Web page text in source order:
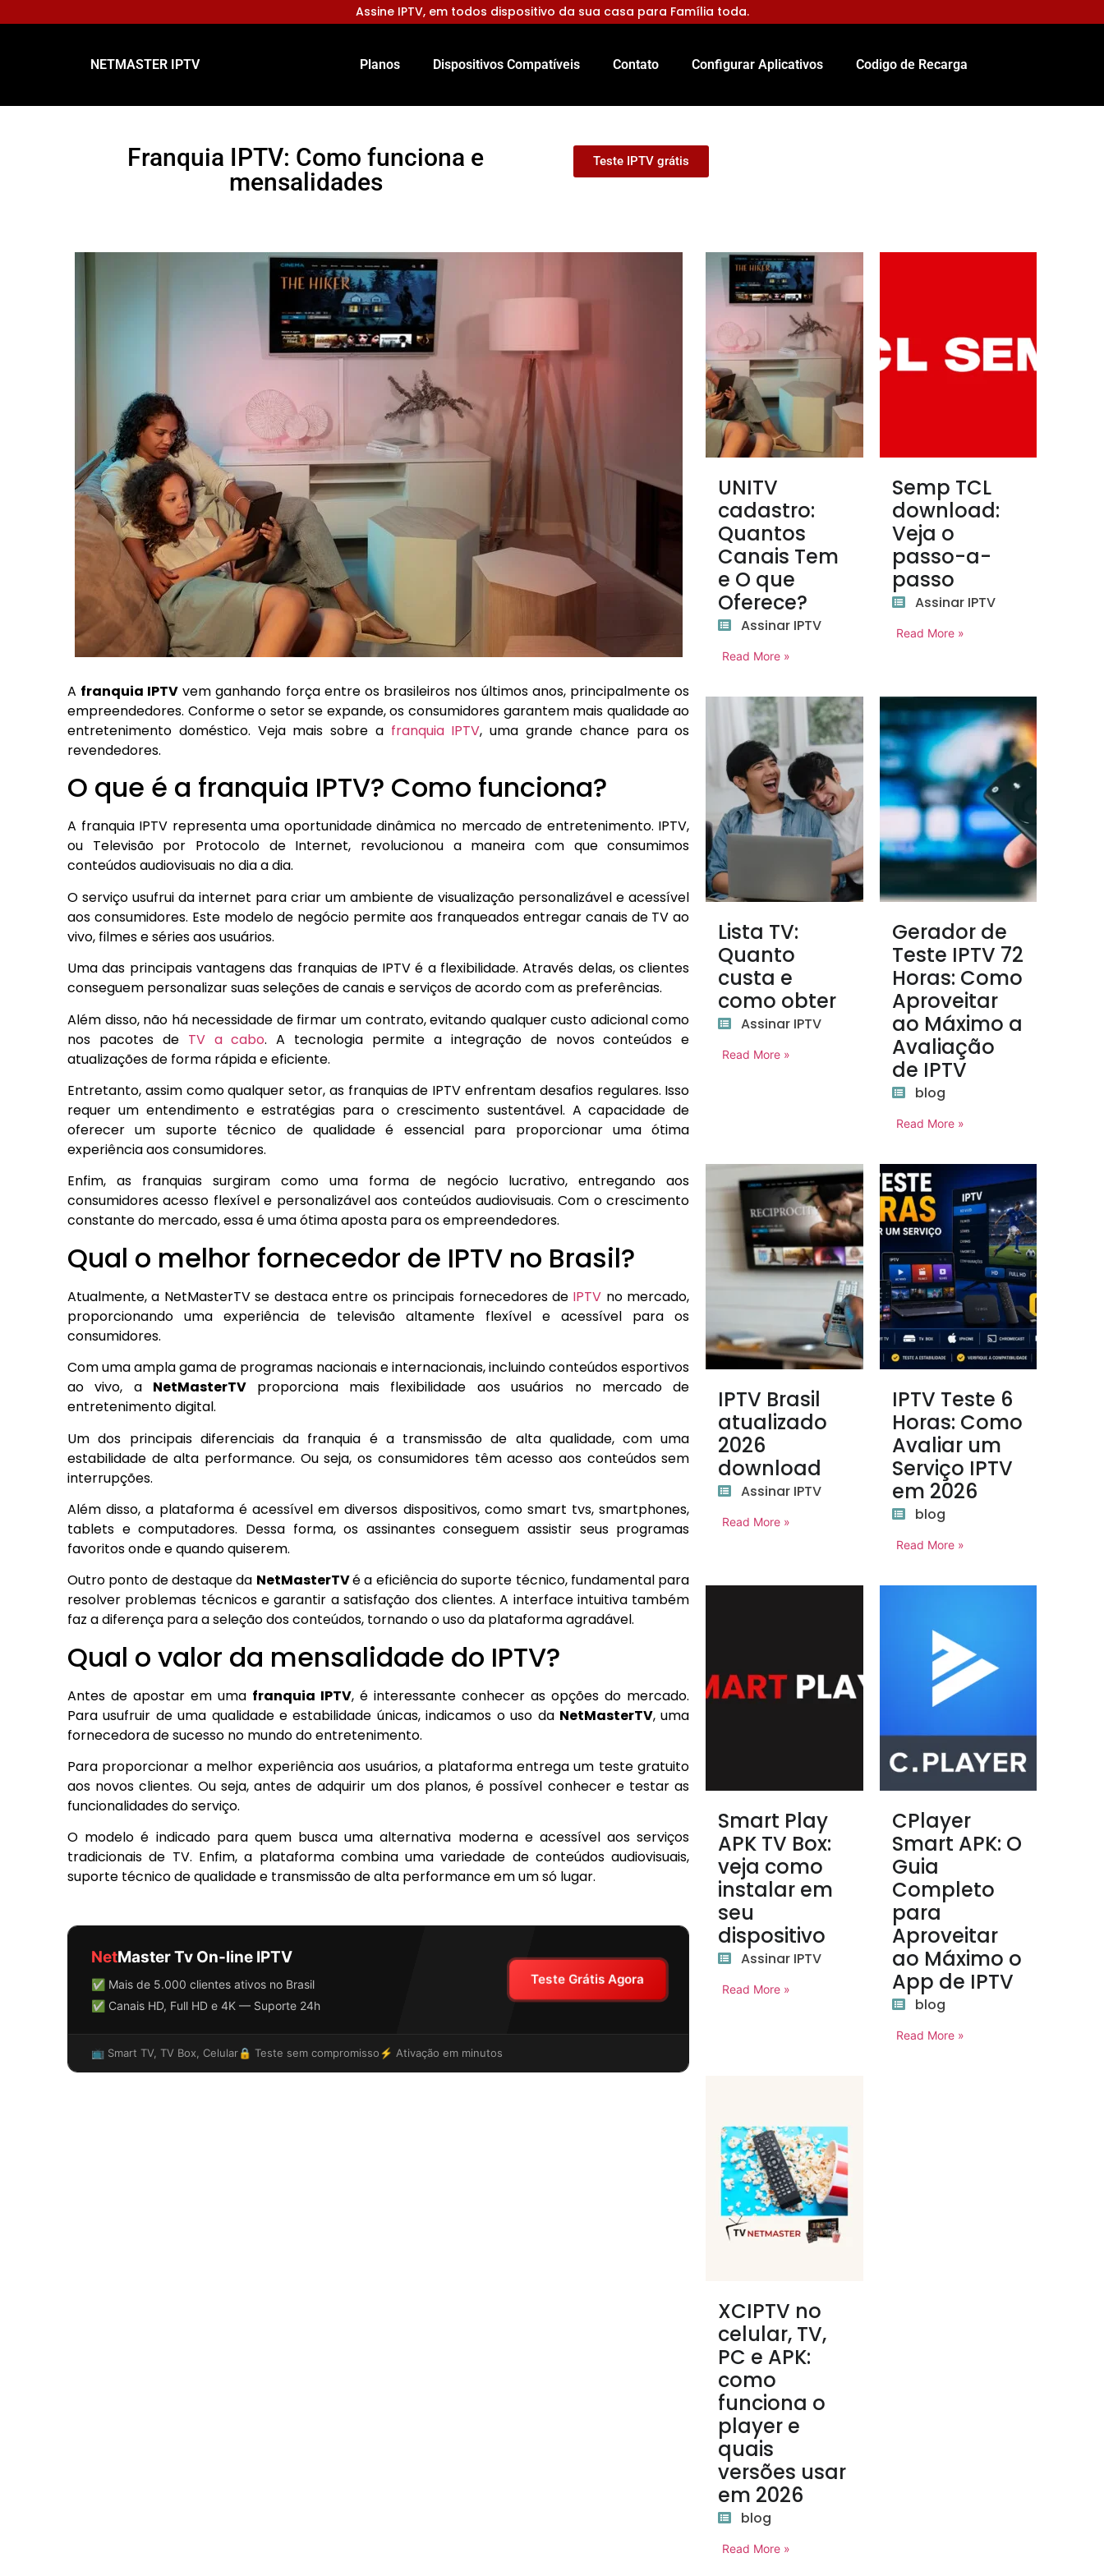
Assine IPTV, em todos dispositivo da sua casa para Família toda.
NETMASTER IPTV Planos Dispositivos Compatíveis Contato Configurar Aplicativos Codigo de Recarga
Franquia IPTV: Como funciona e
mensalidades
Teste IPTV grátis
A franquia IPTV vem ganhando força entre os brasileiros nos últimos anos, principalmente os
empreendedores. Conforme o setor se expande, os consumidores garantem mais qualidade ao
entretenimento doméstico. Veja mais sobre a franquia IPTV, uma grande chance para os
revendedores.
O que é a franquia IPTV? Como funciona?
A franquia IPTV representa uma oportunidade dinâmica no mercado de entretenimento. IPTV,
ou Televisão por Protocolo de Internet, revolucionou a maneira com que consumimos
conteúdos audiovisuais no dia a dia.
O serviço usufrui da internet para criar um ambiente de visualização personalizável e acessível
aos consumidores. Este modelo de negócio permite aos franqueados entregar canais de TV ao
vivo, filmes e séries aos usuários.
Uma das principais vantagens das franquias de IPTV é a flexibilidade. Através delas, os clientes
conseguem personalizar suas seleções de canais e serviços de acordo com as preferências.
Além disso, não há necessidade de firmar um contrato, evitando qualquer custo adicional como
nos pacotes de TV a cabo. A tecnologia permite a integração de novos conteúdos e
atualizações de forma rápida e eficiente.
Entretanto, assim como qualquer setor, as franquias de IPTV enfrentam desafios regulares. Isso
requer um entendimento e estratégias para o crescimento sustentável. A capacidade de
oferecer um suporte técnico de qualidade é essencial para proporcionar uma ótima
experiência aos consumidores.
Enfim, as franquias surgiram como uma forma de negócio lucrativo, entregando aos
consumidores acesso flexível e personalizável aos conteúdos audiovisuais. Com o crescimento
constante do mercado, essa é uma ótima aposta para os empreendedores.
Qual o melhor fornecedor de IPTV no Brasil?
Atualmente, a NetMasterTV se destaca entre os principais fornecedores de IPTV no mercado,
proporcionando uma experiência de televisão altamente flexível e acessível para os
consumidores.
Com uma ampla gama de programas nacionais e internacionais, incluindo conteúdos esportivos
ao vivo, a NetMasterTV proporciona mais flexibilidade aos usuários no mercado de
entretenimento digital.
Um dos principais diferenciais da franquia é a transmissão de alta qualidade, com uma
estabilidade de alta performance. Ou seja, os consumidores têm acesso aos conteúdos sem
interrupções.
Além disso, a plataforma é acessível em diversos dispositivos, como smart tvs, smartphones,
tablets e computadores. Dessa forma, os assinantes conseguem assistir seus programas
favoritos onde e quando quiserem.
Outro ponto de destaque da NetMasterTVé a eficiência do suporte técnico, fundamental para
resolver problemas técnicos e garantir a satisfação dos clientes. A interface intuitiva também
faz a diferença para a seleção dos conteúdos, tornando o uso da plataforma agradável.
Qual o valor da mensalidade do IPTV?
Antes de apostar em uma franquia IPTV, é interessante conhecer as opções do mercado.
Para usufruir de uma qualidade e estabilidade únicas, indicamos o uso da NetMasterTV, uma
fornecedora de sucesso no mundo do entretenimento.
Para proporcionar a melhor experiência aos usuários, a plataforma entrega um teste gratuito
aos novos clientes. Ou seja, antes de adquirir um dos planos, é possível conhecer e testar as
funcionalidades do serviço.
O modelo é indicado para quem busca uma alternativa moderna e acessível aos serviços
tradicionais de TV. Enfim, a plataforma combina uma variedade de conteúdos audiovisuais,
suporte técnico de qualidade e transmissão de alta performance em um só lugar.
NetMaster Tv On-line IPTV
✅ Mais de 5.000 clientes ativos no Brasil
✅ Canais HD, Full HD e 4K — Suporte 24h
Teste Grátis Agora
📺 Smart TV, TV Box, Celular🔒 Teste sem compromisso⚡ Ativação em minutos
UNITV
cadastro:
Quantos
Canais Tem
e O que
Oferece?
Assinar IPTV
Read More »
Semp TCL
download:
Veja o
passo-a-
passo
Assinar IPTV
Read More »
Lista TV:
Quanto
custa e
como obter
Assinar IPTV
Read More »
Gerador de
Teste IPTV 72
Horas: Como
Aproveitar
ao Máximo a
Avaliação
de IPTV
blog
Read More »
IPTV Brasil
atualizado
2026
download
Assinar IPTV
Read More »
IPTV Teste 6
Horas: Como
Avaliar um
Serviço IPTV
em 2026
blog
Read More »
Smart Play
APK TV Box:
veja como
instalar em
seu
dispositivo
Assinar IPTV
Read More »
CPlayer
Smart APK: O
Guia
Completo
para
Aproveitar
ao Máximo o
App de IPTV
blog
Read More »
XCIPTV no
celular, TV,
PC e APK:
como
funciona o
player e
quais
versões usar
em 2026
blog
Read More »